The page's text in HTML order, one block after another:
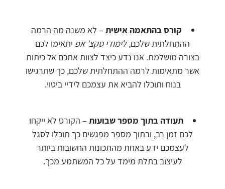
קורס בהתאמה אישית – לא משנה מה הרמה
ההתחלתית שלכם,לימודי סקצ' אפ יתאימו לכם
בצורה מושלמת. אנו נדע כיצד לצוות אתכם אל כיתות
אשר מתאימות לרמה ההתחלתית שלכם, כך שתרגישו
בנוח ותוכלו להביא את עצמכם לידיי ביטוי.
תעודה בתוך מספר שבועות– הקורס לא ייקחו
לכם זמן רב, ובתוך מספר מפגשים כך תוכלו לסגל
לעצמכם ידע באחת מהתכונות החשובות ביותר
לעיצוב בתלת מימד על כל המשתמע מכך.